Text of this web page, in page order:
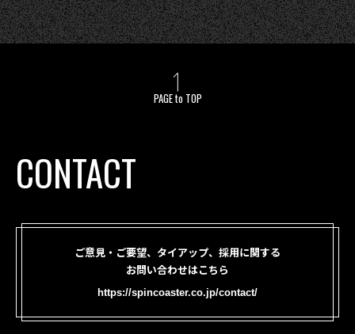
PAGE to TOP
CONTACT
ご意見・ご要望、タイアップ、採用に関する
お問い合わせはこちら
https://spincoaster.co.jp/contact/